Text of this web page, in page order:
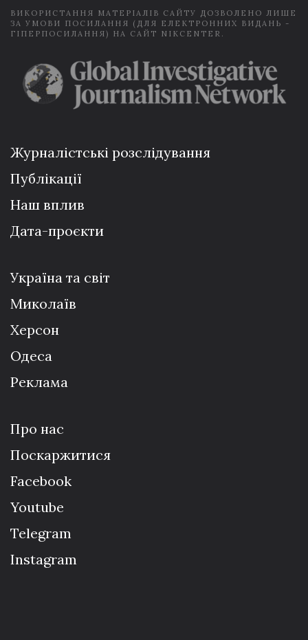
ВИКОРИСТАННЯ МАТЕРІАЛІВ САЙТУ ДОЗВОЛЕНО ЛИШЕ
ЗА УМОВИ ПОСИЛАННЯ (ДЛЯ ЕЛЕКТРОННИХ ВИДАНЬ -
ГІПЕРПОСИЛАННЯ) НА САЙТ NIKCENTER.
Журналістські розслідування
Публікації
Наш вплив
Дата-проєкти
Україна та світ
Миколаїв
Херсон
Одеса
Реклама
Про нас
Поскаржитися
Facebook
Youtube
Telegram
Instagram